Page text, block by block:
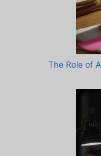
The Role of